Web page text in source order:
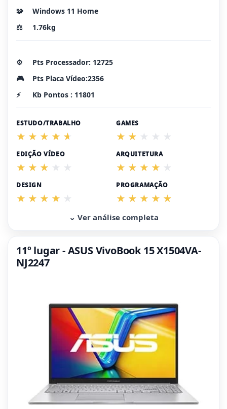
🧩
Windows 11 Home
⚖️
1.76kg
⚙️
Pts Processador: 12725
🎮
Pts Placa Vídeo:2356
⚡
Kb Pontos : 11801
ESTUDO/TRABALHO GAMES
EDIÇÃO VÍDEO ARQUITETURA
DESIGN PROGRAMAÇÃO
⌄ Ver análise completa
11º lugar - ASUS VivoBook 15 X1504VA-
NJ2247